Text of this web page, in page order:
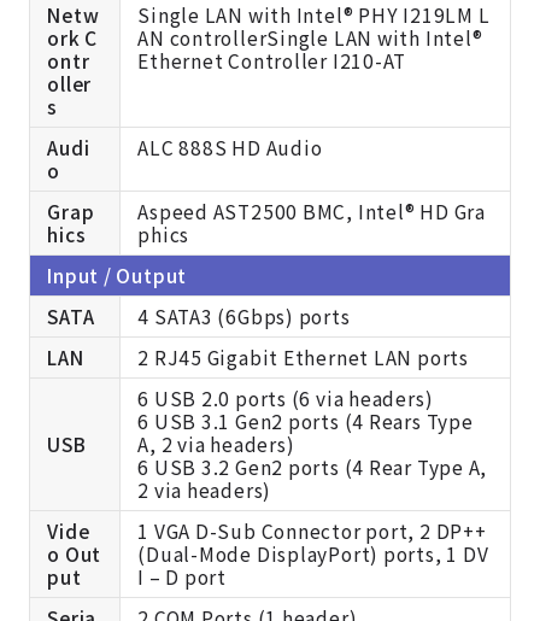
Netw
ork C
ontr
oller
s
Single LAN with Intel® PHY I219LM L
AN controllerSingle LAN with Intel®
Ethernet Controller I210-AT
Audi
o
ALC 888S HD Audio
Grap
hics
Aspeed AST2500 BMC, Intel® HD Gra
phics
Input / Output
SATA
4 SATA3 (6Gbps) ports
LAN
2 RJ45 Gigabit Ethernet LAN ports
USB
6 USB 2.0 ports (6 via headers)
6 USB 3.1 Gen2 ports (4 Rears Type
A, 2 via headers)
6 USB 3.2 Gen2 ports (4 Rear Type A,
2 via headers)
Vide
o Out
put
1 VGA D-Sub Connector port, 2 DP++
(Dual-Mode DisplayPort) ports, 1 DV
I – D port